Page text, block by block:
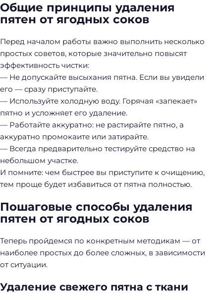
Общие принципы удаления
пятен от ягодных соков
Перед началом работы важно выполнить несколько
простых советов, которые значительно повысят
эффективность чистки:
— Не допускайте высыхания пятна. Если вы увидели
его — сразу приступайте.
— Используйте холодную воду. Горячая «запекает»
пятно и усложняет его удаление.
— Работайте аккуратно: не растирайте пятно, а
аккуратно промокаите или затирайте.
— Всегда предварительно тестируйте средство на
небольшом участке.
И помните: чем быстрее вы приступите к очищению,
тем проще будет избавиться от пятна полностью.
Пошаговые способы удаления
пятен от ягодных соков
Теперь пройдемся по конкретным методикам — от
наиболее простых до более сложных, в зависимости
от ситуации.
Удаление свежего пятна с ткани